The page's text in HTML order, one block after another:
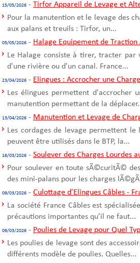
15/05/2026 - Tirfor Appareil de Levage et
Pour la manutention et le levage des
aux palans et treuils : Tirfor, un...
05/05/2026 - Halage Equipement de Traction
Le Halage consiste à tirer, tracter
d'une rivière ou d'un canal. France...
23/04/2026 - Elingues : Accrocher une
Les élingues permettent d'accrocher
manutention permettant de la déplacer.
13/04/2026 - Manutention et Levage de
Les cordages de levage permettent
peuvent être utilisés dans le BTP, la...
16/03/2026 - Soulever des Charges Lourdes
Pour soulever en toute sÃ©curitÃ©
des mini-palans pour les charges
09/03/2026 - Culottage d'Elingues Câbles -
La société France Câbles est
précautions importantes qu’il ne faut...
09/03/2026 - Poulies de Levage pour Quel
Les poulies de levage sont des
différents modèle de poulies. Quelles...